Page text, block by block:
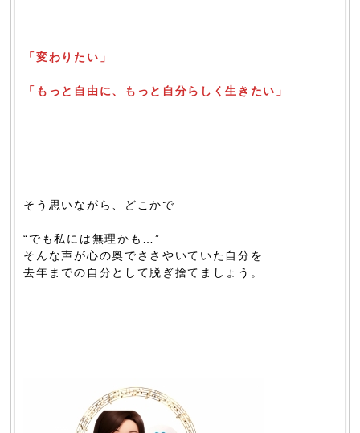
「変わりたい」
「もっと自由に、もっと自分らしく生きたい」
そう思いながら、どこかで
“でも私には無理かも…”
そんな声が心の奥でささやいていた自分を
去年までの自分として脱ぎ捨てましょう。